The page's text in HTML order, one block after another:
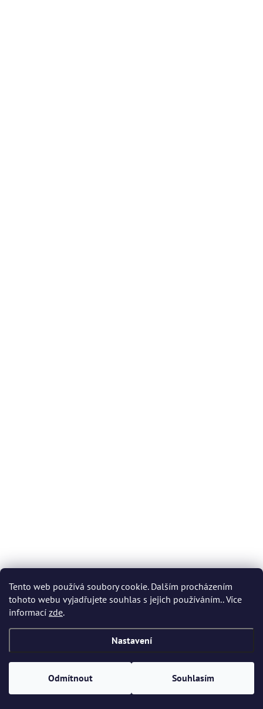
Tento web používá soubory cookie. Dalším procházením
tohoto webu vyjadřujete souhlas s jejich používáním.. Více
informací zde.
Nastavení
Odmítnout Souhlasím